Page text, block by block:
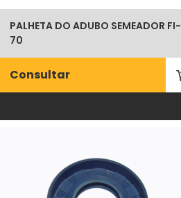
PALHETA DO ADUBO SEMEADOR FI-
70
Consultar